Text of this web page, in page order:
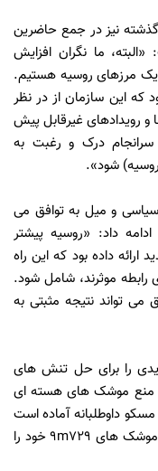
گذشته نیز در جمع حاضرین
ما نگران افزایش
مرزهای روسیه هستیم.
این سازمان از در نظر
رویدادهای غیرقابل پیش
سرانجام درک و رغبت به
روسیه) شود».
سیاسی و میل به توافق می
داد: «روسیه پیشتر
ارائه داده بود که این راه
رابطه موثرند، شامل شود.
می تواند نتیجه مثبتی به
اکتبر سال ۲۰۲۰ طرح جدیدی را برای حل تنش های
منع موشک های هسته ای
داوطلبانه آماده است
که در قبال اقدام متقابل از جانب ناتو، اعزام موشک های ۹m۷۲۹ خود را